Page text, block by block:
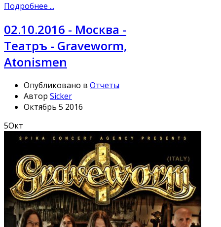
Подробнее ...
02.10.2016 - Москва -
Театръ - Graveworm,
Atonismen
Опубликовано в Отчеты
Автор Sicker
Октябрь 5 2016
5Окт